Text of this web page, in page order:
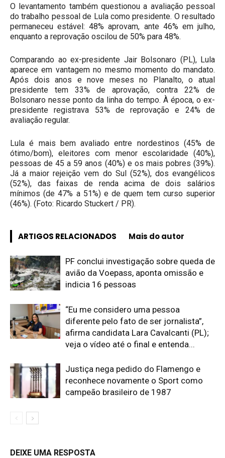
O levantamento também questionou a avaliação pessoal
do trabalho pessoal de Lula como presidente. O resultado
permaneceu estável: 48% aprovam, ante 46% em julho,
enquanto a reprovação oscilou de 50% para 48%.
Comparando ao ex-presidente Jair Bolsonaro (PL), Lula
aparece em vantagem no mesmo momento do mandato.
Após dois anos e nove meses no Planalto, o atual
presidente tem 33% de aprovação, contra 22% de
Bolsonaro nesse ponto da linha do tempo. À época, o ex-
presidente registrava 53% de reprovação e 24% de
avaliação regular.
Lula é mais bem avaliado entre nordestinos (45% de
ótimo/bom), eleitores com menor escolaridade (40%),
pessoas de 45 a 59 anos (40%) e os mais pobres (39%).
Já a maior rejeição vem do Sul (52%), dos evangélicos
(52%), das faixas de renda acima de dois salários
mínimos (de 47% a 51%) e de quem tem curso superior
(46%). (Foto: Ricardo Stuckert / PR).
ARTIGOS RELACIONADOS Mais do autor
PF conclui investigação sobre queda de
avião da Voepass, aponta omissão e
indicia 16 pessoas
“Eu me considero uma pessoa
diferente pelo fato de ser jornalista”,
afirma candidata Lara Cavalcanti (PL);
veja o vídeo até o final e entenda...
Justiça nega pedido do Flamengo e
reconhece novamente o Sport como
campeão brasileiro de 1987
DEIXE UMA RESPOSTA